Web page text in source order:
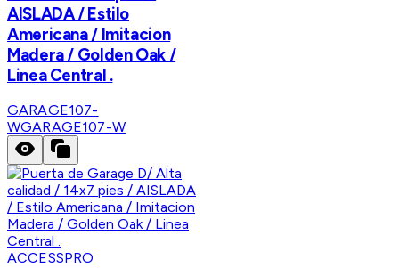
AISLADA / Estilo
Americana / Imitacion
Madera / Golden Oak /
Linea Central .
GARAGE107-
WGARAGE107-W
ACCESSPRO